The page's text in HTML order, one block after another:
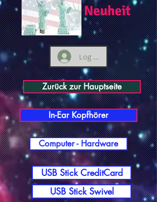
Neuheit
Log ind
Zurück zur Hauptseite
In-Ear Kopfhörer
Computer - Hardware
USB Stick CreditCard
USB Stick Swivel